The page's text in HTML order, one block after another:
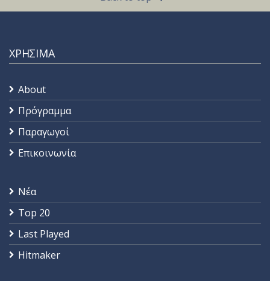
ΧΡΗΣΙΜΑ
About
Πρόγραμμα
Παραγωγοί
Επικοινωνία
Νέα
Top 20
Last Played
Hitmaker